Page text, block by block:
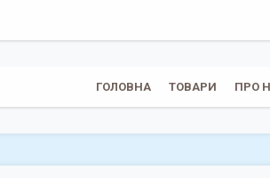
ГОЛОВНА ТОВАРИ ПРО